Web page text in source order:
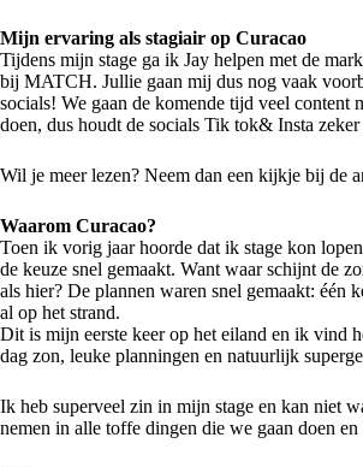
Mijn ervaring als stagiair op Curacao
Tijdens mijn stage ga ik Jay helpen met de
bij MATCH. Jullie gaan mij dus nog vaak
socials! We gaan de komende tijd veel content
doen, dus houdt de socials Tik tok& Insta
Wil je meer lezen? Neem dan een kijkje bij de
Waarom Curacao?
Toen ik vorig jaar hoorde dat ik stage kon
de keuze snel gemaakt. Want waar schijnt de
als hier? De plannen waren snel gemaakt: één
al op het strand.
Dit is mijn eerste keer op het eiland en ik vind
dag zon, leuke planningen en natuurlijk
Ik heb superveel zin in mijn stage en kan niet
nemen in alle toffe dingen die we gaan doen en